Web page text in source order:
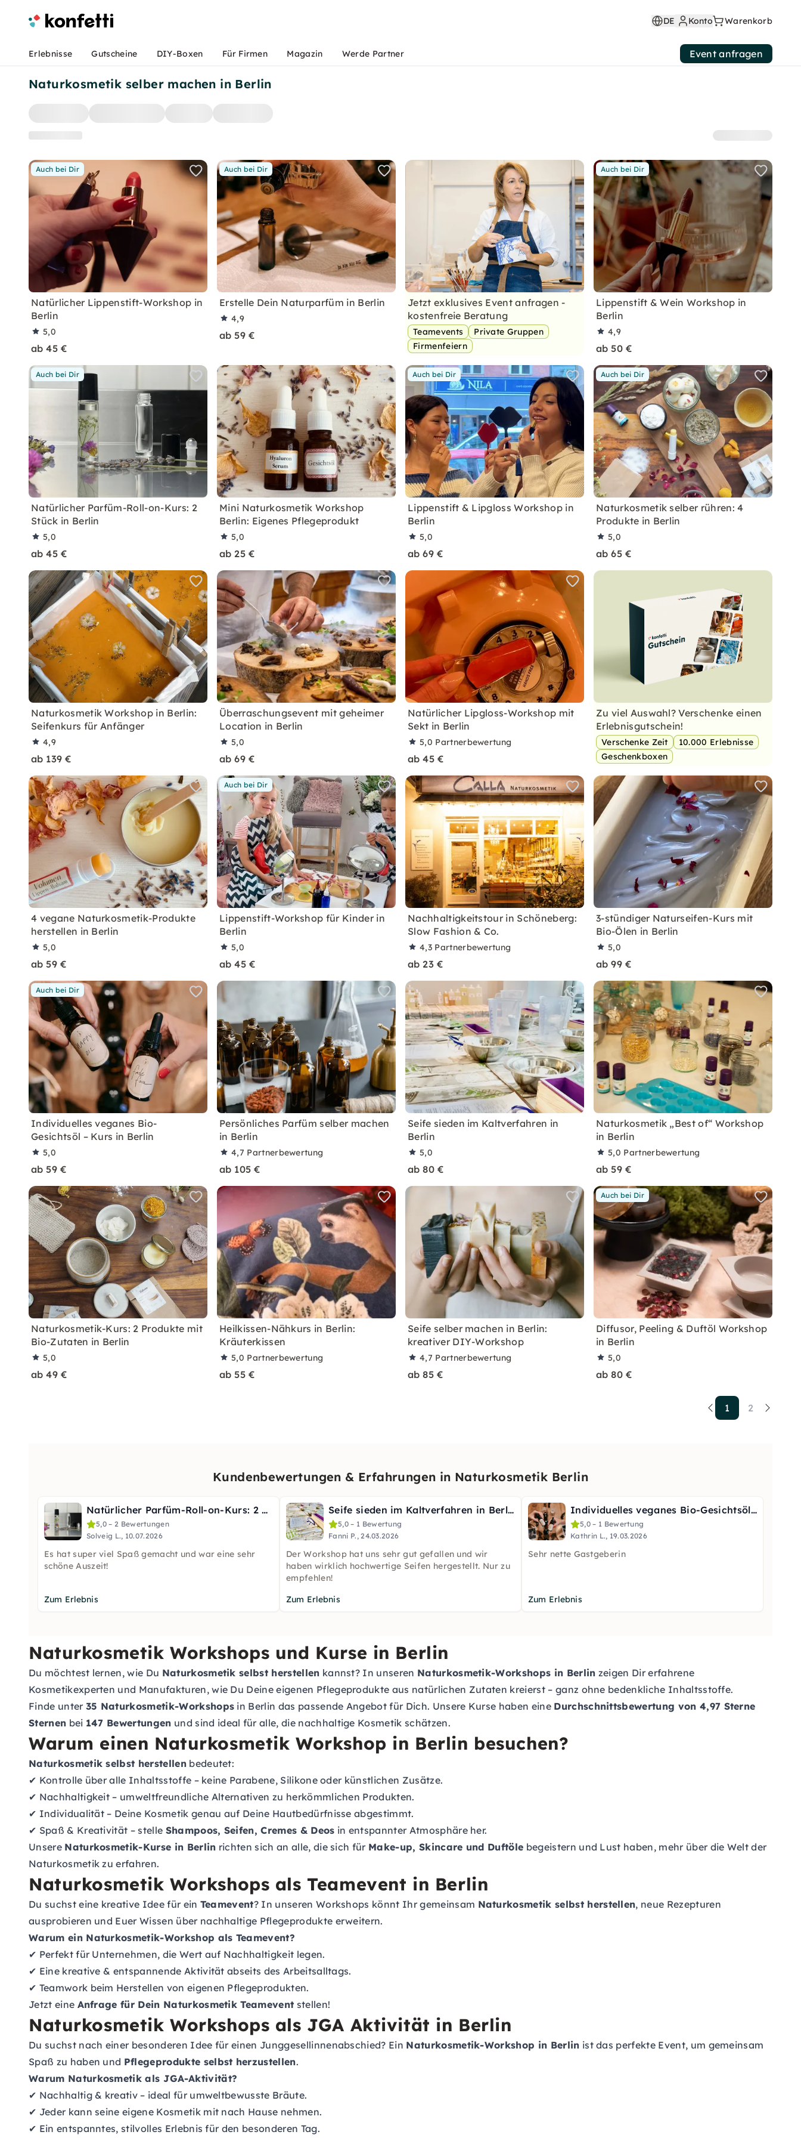
Naturkosmetik selber machen in Berlin
Auch bei Dir
Natürlicher Lippenstift-Workshop in
Berlin
5,0
ab 45 €
Auch bei Dir
Erstelle Dein Naturparfüm in Berlin
4,9
ab 59 €
Jetzt exklusives Event anfragen -
kostenfreie Beratung
Teamevents
Private Gruppen
Firmenfeiern
Auch bei Dir
Lippenstift & Wein Workshop in
Berlin
4,9
ab 50 €
Auch bei Dir
Natürlicher Parfüm-Roll-on-Kurs: 2
Stück in Berlin
5,0
ab 45 €
Mini Naturkosmetik Workshop
Berlin: Eigenes Pflegeprodukt
5,0
ab 25 €
Auch bei Dir
Lippenstift & Lipgloss Workshop in
Berlin
5,0
ab 69 €
Auch bei Dir
Naturkosmetik selber rühren: 4
Produkte in Berlin
5,0
ab 65 €
Naturkosmetik Workshop in Berlin:
Seifenkurs für Anfänger
4,9
ab 139 €
Überraschungsevent mit geheimer
Location in Berlin
5,0
ab 69 €
Natürlicher Lipgloss-Workshop mit
Sekt in Berlin
5,0 Partnerbewertung
ab 45 €
Zu viel Auswahl? Verschenke einen
Erlebnisgutschein!
Verschenke Zeit
10.000 Erlebnisse
Geschenkboxen
4 vegane Naturkosmetik-Produkte
herstellen in Berlin
5,0
ab 59 €
Auch bei Dir
Lippenstift-Workshop für Kinder in
Berlin
5,0
ab 45 €
Nachhaltigkeitstour in Schöneberg:
Slow Fashion & Co.
4,3 Partnerbewertung
ab 23 €
3-stündiger Naturseifen-Kurs mit
Bio-Ölen in Berlin
5,0
ab 99 €
Auch bei Dir
Individuelles veganes Bio-
Gesichtsöl – Kurs in Berlin
5,0
ab 59 €
Persönliches Parfüm selber machen
in Berlin
4,7 Partnerbewertung
ab 105 €
Seife sieden im Kaltverfahren in
Berlin
5,0
ab 80 €
Naturkosmetik „Best of“ Workshop
in Berlin
5,0 Partnerbewertung
ab 59 €
Naturkosmetik-Kurs: 2 Produkte mit
Bio-Zutaten in Berlin
5,0
ab 49 €
Heilkissen-Nähkurs in Berlin:
Kräuterkissen
5,0 Partnerbewertung
ab 55 €
Seife selber machen in Berlin:
kreativer DIY-Workshop
4,7 Partnerbewertung
ab 85 €
Auch bei Dir
Diffusor, Peeling & Duftöl Workshop
in Berlin
5,0
ab 80 €
1 2
Kundenbewertungen & Erfahrungen in Naturkosmetik Berlin
Natürlicher Parfüm-Roll-on-Kurs: 2 Stück in Berlin
5,0 – 2 Bewertungen
Solveig L., 10.07.2026
Es hat super viel Spaß gemacht und war eine sehr
schöne Auszeit!
Zum Erlebnis
Seife sieden im Kaltverfahren in Berlin
5,0 – 1 Bewertung
Fanni P., 24.03.2026
Der Workshop hat uns sehr gut gefallen und wir
haben wirklich hochwertige Seifen hergestellt. Nur zu
empfehlen!
Zum Erlebnis
Individuelles veganes Bio-Gesichtsöl – Kurs in Berlin
5,0 – 1 Bewertung
Kathrin L., 19.03.2026
Sehr nette Gastgeberin
Zum Erlebnis
Naturkosmetik Workshops und Kurse in Berlin
Du möchtest lernen, wie Du Naturkosmetik selbst herstellen kannst? In unseren Naturkosmetik-Workshops in Berlin zeigen Dir erfahrene
Kosmetikexperten und Manufakturen, wie Du Deine eigenen Pflegeprodukte aus natürlichen Zutaten kreierst – ganz ohne bedenkliche Inhaltsstoffe.
Finde unter 35 Naturkosmetik-Workshops in Berlin das passende Angebot für Dich. Unsere Kurse haben eine Durchschnittsbewertung von 4,97 Sterne
Sternen bei 147 Bewertungen und sind ideal für alle, die nachhaltige Kosmetik schätzen.
Warum einen Naturkosmetik Workshop in Berlin besuchen?
Naturkosmetik selbst herstellenbedeutet:
✔ Kontrolle über alle Inhaltsstoffe – keine Parabene, Silikone oder künstlichen Zusätze.
✔ Nachhaltigkeit – umweltfreundliche Alternativen zu herkömmlichen Produkten.
✔ Individualität – Deine Kosmetik genau auf Deine Hautbedürfnisse abgestimmt.
✔ Spaß & Kreativität – stelle Shampoos, Seifen, Cremes & Deos in entspannter Atmosphäre her.
Unsere Naturkosmetik-Kurse in Berlin richten sich an alle, die sich für Make-up, Skincare und Duftöle begeistern und Lust haben, mehr über die Welt der
Naturkosmetik zu erfahren.
Naturkosmetik Workshops als Teamevent in Berlin
Du suchst eine kreative Idee für ein Teamevent? In unseren Workshops könnt Ihr gemeinsam Naturkosmetik selbst herstellen, neue Rezepturen
ausprobieren und Euer Wissen über nachhaltige Pflegeprodukte erweitern.
Warum ein Naturkosmetik-Workshop als Teamevent?
✔ Perfekt für Unternehmen, die Wert auf Nachhaltigkeit legen.
✔ Eine kreative & entspannende Aktivität abseits des Arbeitsalltags.
✔ Teamwork beim Herstellen von eigenen Pflegeprodukten.
Jetzt eine Anfrage für Dein Naturkosmetik Teamevent stellen!
Naturkosmetik Workshops als JGA Aktivität in Berlin
Du suchst nach einer besonderen Idee für einen Junggesellinnenabschied? Ein Naturkosmetik-Workshop in Berlin ist das perfekte Event, um gemeinsam
Spaß zu haben und Pflegeprodukte selbst herzustellen.
Warum Naturkosmetik als JGA-Aktivität?
✔ Nachhaltig & kreativ – ideal für umweltbewusste Bräute.
✔ Jeder kann seine eigene Kosmetik mit nach Hause nehmen.
✔ Ein entspanntes, stilvolles Erlebnis für den besonderen Tag.
DE Konto Warenkorb
Erlebnisse Gutscheine DIY-Boxen Für Firmen Magazin Werde Partner Event anfragen